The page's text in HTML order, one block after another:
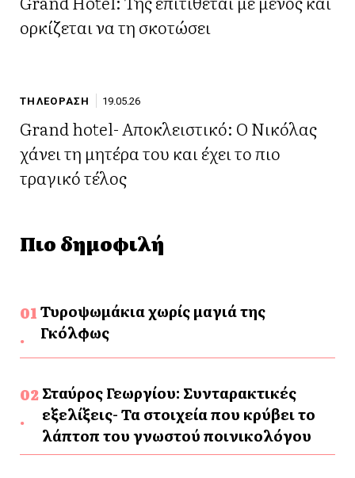
ορκίζεται να τη σκοτώσει
ΤΗΛΕΟΡΑΣΗ 19.05.26
Grand hotel- Αποκλειστικό: Ο Νικόλας
χάνει τη μητέρα του και έχει το πιο
τραγικό τέλος
Πιο δημοφιλή
Τυροψωμάκια χωρίς μαγιά της
Γκόλφως
Σταύρος Γεωργίου: Συνταρακτικές
εξελίξεις- Τα στοιχεία που κρύβει το
λάπτοπ του γνωστού ποινικολόγου